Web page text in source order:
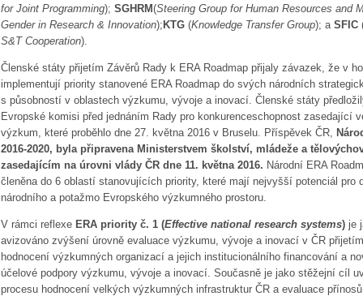
for Joint Programming); SGHRM(Steering Group for Human Resources and
Gender in Research & Innovation); KTG(Knowledge Transfer Group); a SFIC
S&T Cooperation).
Členské státy přijetím Závěrů Rady k ERA Roadmap přijaly závazek, že v
implementují priority stanovené ERA Roadmap do svých národních
s působností v oblastech výzkumu, vývoje a inovací. Členské státy
Evropské komisi před jednáním Rady pro konkurenceschopnost zasedající
výzkum, které proběhlo dne 27. května 2016 v Bruselu. Příspěvek ČR,
2016-2020, byla připravena Ministerstvem školství, mládeže a
zasedajícím na úrovni vlády ČR dne 11. května 2016. Národní ERA
členěna do 6 oblastí stanovujících priority, které mají nejvyšší potenciál pro
národního a potažmo Evropského výzkumného prostoru.
V rámci reflexe ERA priority č. 1 (Effective national research systems)je
avizováno zvýšení úrovně evaluace výzkumu, vývoje a inovací v ČR
hodnocení výzkumných organizací a jejich institucionálního financování a
účelové podpory výzkumu, vývoje a inovací. Současně je jako stěžejní cíl
procesu hodnocení velkých výzkumných infrastruktur ČR a evaluace